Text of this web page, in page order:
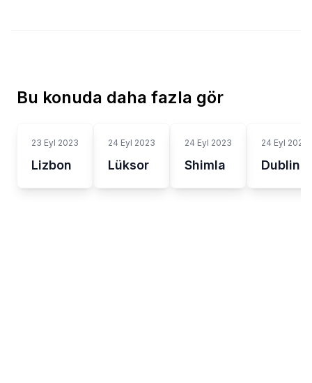
Bu konuda daha fazla gör
23 Eyl 2023
Lizbon
24 Eyl 2023
Lüksor
24 Eyl 2023
Shimla
24 Eyl 2023
Dublin